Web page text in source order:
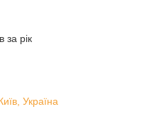
за рік
Україна